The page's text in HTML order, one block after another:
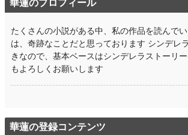
華蓮のプロフィール
たくさんの小説がある中、私の作品を読んで
は、奇跡なことだと思っております シンデレ
きなので、基本ベースはシンデレラストーリ
もよろしくお願いします
華蓮の登録コンテンツ